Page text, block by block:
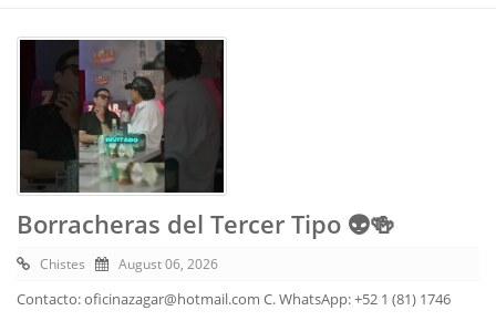
Borracheras del Tercer Tipo 👽🍻
Chistes August 06, 2026
Contacto: oficinazagar@hotmail.com C. WhatsApp: +52 1 (81) 1746